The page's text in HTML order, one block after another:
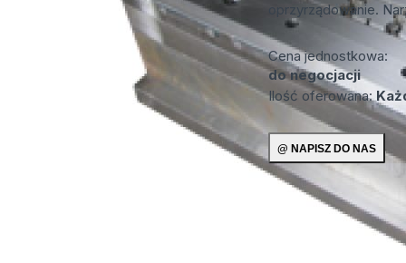
oprzyrządowanie.
Cena jednostkowa:
do negocjacji
Ilość oferowana: